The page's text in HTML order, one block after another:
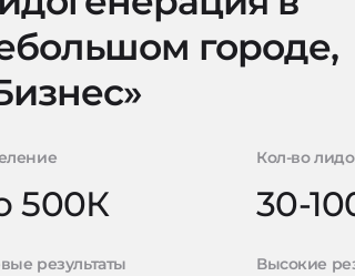
городе,
500К
Кол-во
30-
результаты Высокие